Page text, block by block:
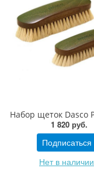
1 820 руб.
Подписаться
Нет в наличии